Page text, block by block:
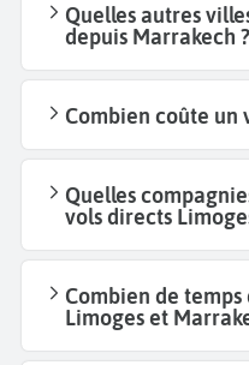
Quelles autres
depuis Marrakech ?
Combien coûte un
Quelles
vols directs
Combien de
Limoges et